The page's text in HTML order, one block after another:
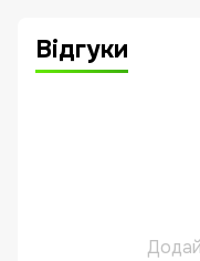
Відгуки